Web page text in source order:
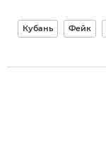
Кубань Фейк